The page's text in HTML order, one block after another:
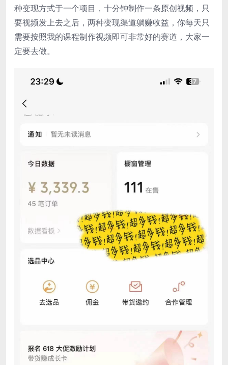
种变现方式于一个项目，十分钟制作一条原创视频，只
要视频发上去之后，两种变现渠道躺赚收益，你每天只
需要按照我的课程制作视频即可非常好的赛道，大家一
定要去做。